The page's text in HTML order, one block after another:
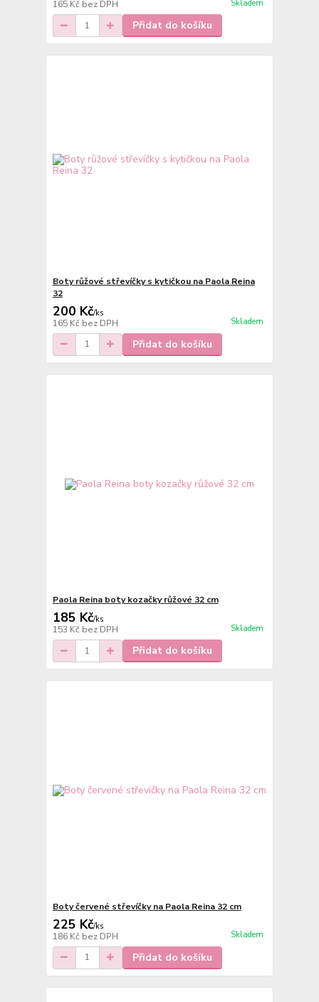
165 Kč bez DPH Skladem
Přidat do košíku
Boty růžové střevíčky s kytičkou na Paola Reina
32
200 Kč/ks
165 Kč bez DPH Skladem
Přidat do košíku
Paola Reina boty kozačky růžové 32 cm
185 Kč/ks
153 Kč bez DPH Skladem
Přidat do košíku
Boty červené střevíčky na Paola Reina 32 cm
225 Kč/ks
186 Kč bez DPH Skladem
Přidat do košíku